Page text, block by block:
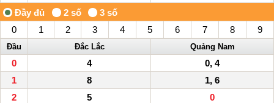
0 1 2 3 4 5 6 7 8 9
Đầu Đắc Lắc Quảng Nam
0 4
0, 4
1
8
1, 6
2
5 0